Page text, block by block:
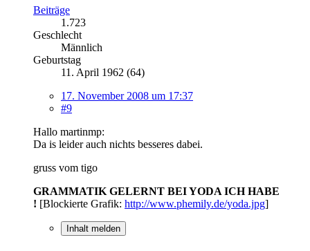
Beiträge
1.723
Geschlecht
Männlich
Geburtstag
11. April 1962 (64)
17. November 2008 um 17:37
#9
Hallo martinmp:
Da is leider auch nichts besseres dabei.
gruss vom tigo
GRAMMATIK GELERNT BEI YODA ICH HABE
! [Blockierte Grafik: http://www.phemily.de/yoda.jpg]
Inhalt melden